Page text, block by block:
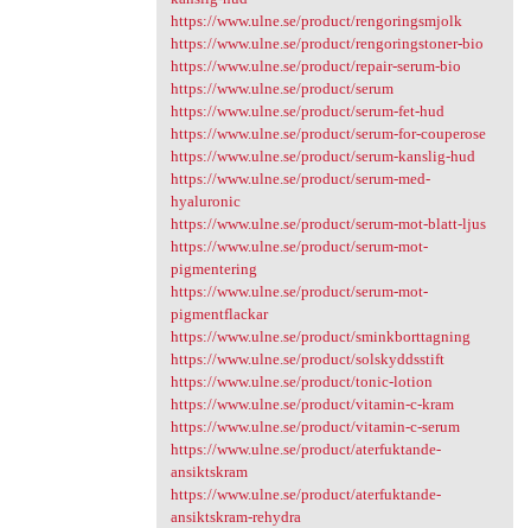
https://www.ulne.se/product/rengoringsmjolk
https://www.ulne.se/product/rengoringstoner-bio
https://www.ulne.se/product/repair-serum-bio
https://www.ulne.se/product/serum
https://www.ulne.se/product/serum-fet-hud
https://www.ulne.se/product/serum-for-couperose
https://www.ulne.se/product/serum-kanslig-hud
https://www.ulne.se/product/serum-med-
hyaluronic
https://www.ulne.se/product/serum-mot-blatt-ljus
https://www.ulne.se/product/serum-mot-
pigmentering
https://www.ulne.se/product/serum-mot-
pigmentflackar
https://www.ulne.se/product/sminkborttagning
https://www.ulne.se/product/solskyddsstift
https://www.ulne.se/product/tonic-lotion
https://www.ulne.se/product/vitamin-c-kram
https://www.ulne.se/product/vitamin-c-serum
https://www.ulne.se/product/aterfuktande-
ansiktskram
https://www.ulne.se/product/aterfuktande-
ansiktskram-rehydra